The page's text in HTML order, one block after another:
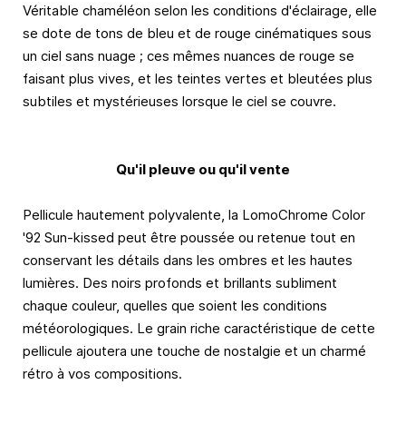
Véritable chaméléon selon les conditions d'éclairage, elle
se dote de tons de bleu et de rouge cinématiques sous
un ciel sans nuage ; ces mêmes nuances de rouge se
faisant plus vives, et les teintes vertes et bleutées plus
subtiles et mystérieuses lorsque le ciel se couvre.
Qu'il pleuve ou qu'il vente
Pellicule hautement polyvalente, la LomoChrome Color
'92 Sun-kissed peut être poussée ou retenue tout en
conservant les détails dans les ombres et les hautes
lumières. Des noirs profonds et brillants subliment
chaque couleur, quelles que soient les conditions
météorologiques. Le grain riche caractéristique de cette
pellicule ajoutera une touche de nostalgie et un charmé
rétro à vos compositions.